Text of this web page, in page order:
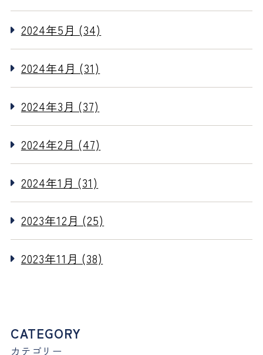
2024年5月 (34)
2024年4月 (31)
2024年3月 (37)
2024年2月 (47)
2024年1月 (31)
2023年12月 (25)
2023年11月 (38)
CATEGORY
カテゴリー